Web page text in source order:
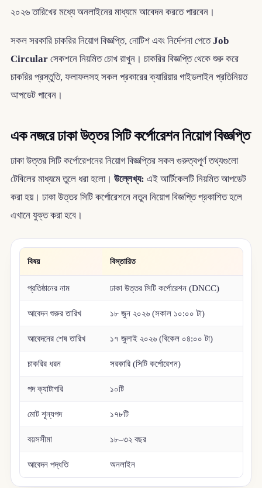
২০২৬ তারিখের মধ্যে অনলাইনের মাধ্যমে আবেদন করতে পারবেন।
সকল সরকারি চাকরির নিয়োগ বিজ্ঞপ্তি, নোটিশ এবং নির্দেশনা পেতেJob
Circularসেকশনে নিয়মিত চোখ রাখুন। চাকরির বিজ্ঞপ্তি থেকে শুরু করে
চাকরির প্রস্তুতি, ফলাফলসহ সকল প্রকারের ক্যারিয়ার গাইডলাইন প্রতিনিয়ত
আপডেট পাবেন।
এক নজরে ঢাকা উত্তর সিটি কর্পোরেশন নিয়োগ বিজ্ঞপ্তি
ঢাকা উত্তর সিটি কর্পোরেশনের নিয়োগ বিজ্ঞপ্তির সকল গুরুত্বপূর্ণ তথ্যগুলো
টেবিলের মাধ্যমে তুলে ধরা হলো। উল্লেখ্য: এই আর্টিকেলটি নিয়মিত আপডেট
করা হয়। ঢাকা উত্তর সিটি কর্পোরেশনে নতুন নিয়োগ বিজ্ঞপ্তি প্রকাশিত হলে
এখানে যুক্ত করা হবে।
বিষয় বিস্তারিত
প্রতিষ্ঠানের নাম ঢাকা উত্তর সিটি কর্পোরেশন (DNCC)
আবেদন শুরুর তারিখ ১৮ জুন ২০২৬ (সকাল ১০:০০ টা)
আবেদনের শেষ তারিখ ১৭ জুলাই ২০২৬ (বিকেল ০৪:০০ টা)
চাকরির ধরন সরকারি (সিটি কর্পোরেশন)
পদ ক্যাটাগরি ১০টি
মোট শূন্যপদ ১৭৮টি
বয়সসীমা ১৮–৩২ বছর
আবেদন পদ্ধতি অনলাইন